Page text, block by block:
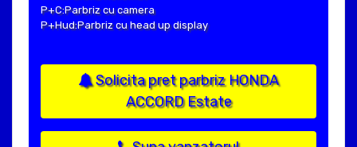
P+C:Parbriz cu camera
P+Hud:Parbriz cu head up display
Solicita pret parbriz HONDA
ACCORD Estate